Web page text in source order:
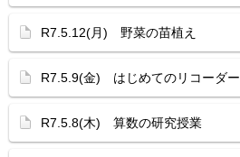
R7.5.12(月) 野菜の苗植え
R7.5.9(金) はじめてのリコーダー
R7.5.8(木) 算数の研究授業